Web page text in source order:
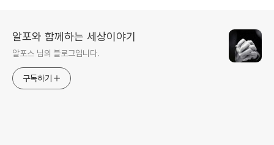
알포와 함께하는 세상이야기
알포스 님의 블로그입니다.
구독하기